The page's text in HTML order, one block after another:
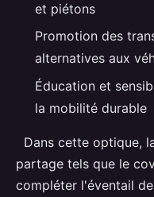
et piétons
Promotion des
alternatives aux
Éducation et
la mobilité durable
Dans cette optique,
partage tels que le
compléter l'éventail